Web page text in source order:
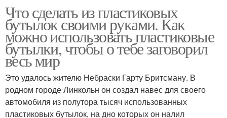
Что сделать из пластиковых
бутылок своими руками. Как
можно использовать пластиковые
бутылки, чтобы о тебе заговорил
весь мир
Это удалось жителю Небраски Гарту Бритсману. В
родном городе Линкольн он создал навес для своего
автомобиля из полутора тысяч использованных
пластиковых бутылок, на дно которых он налил